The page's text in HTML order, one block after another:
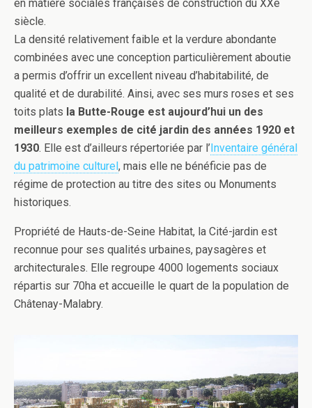
en matière sociales françaises de construction du XXe
siècle.
La densité relativement faible et la verdure abondante
combinées avec une conception particulièrement aboutie
a permis d’offrir un excellent niveau d’habitabilité, de
qualité et de durabilité. Ainsi, avec ses murs roses et ses
toits plats la Butte-Rouge est aujourd’hui un des
meilleurs exemples de cité jardin des années 1920 et
1930. Elle est d’ailleurs répertoriée par l’Inventaire général
du patrimoine culturel, mais elle ne bénéficie pas de
régime de protection au titre des sites ou Monuments
historiques.
Propriété de Hauts-de-Seine Habitat, la Cité-jardin est
reconnue pour ses qualités urbaines, paysagères et
architecturales. Elle regroupe 4000 logements sociaux
répartis sur 70ha et accueille le quart de la population de
Châtenay-Malabry.